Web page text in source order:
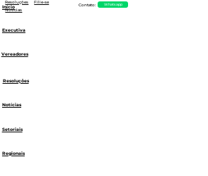
Resoluções
Filie-se
Notícias
Contato: Whatsapp
Executiva
Início
Vereadores
Regionais
Notícias
Resoluções
Setoriais